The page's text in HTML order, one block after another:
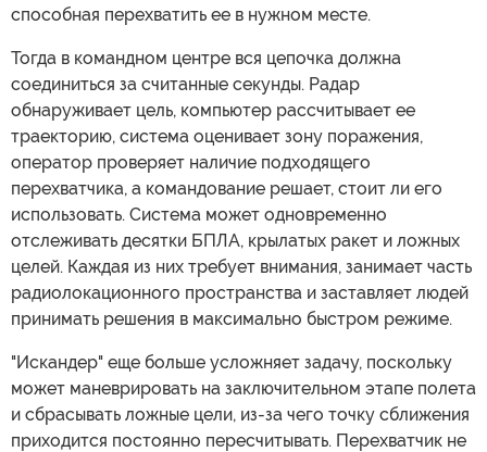
способная перехватить ее в нужном месте.
Тогда в командном центре вся цепочка должна
соединиться за считанные секунды. Радар
обнаруживает цель, компьютер рассчитывает ее
траекторию, система оценивает зону поражения,
оператор проверяет наличие подходящего
перехватчика, а командование решает, стоит ли его
использовать. Система может одновременно
отслеживать десятки БПЛА, крылатых ракет и ложных
целей. Каждая из них требует внимания, занимает часть
радиолокационного пространства и заставляет людей
принимать решения в максимально быстром режиме.
"Искандер" еще больше усложняет задачу, поскольку
может маневрировать на заключительном этапе полета
и сбрасывать ложные цели, из-за чего точку сближения
приходится постоянно пересчитывать. Перехватчик не